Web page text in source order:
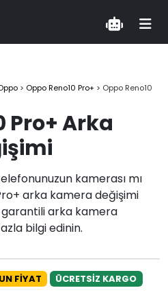
> Oppo Reno10 Pro+ > Oppo Reno10
Pro+ Arka
kamerası mı
arka kamera değişimi
arka kamera
bilgi edinin.
FİYAT ÜCRETSİZ KARGO